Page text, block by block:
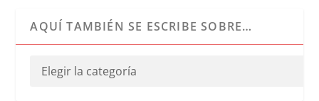
AQUÍ TAMBIÉN SE ESCRIBE SOBRE…